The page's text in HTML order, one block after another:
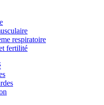
respiratoire
fertilité